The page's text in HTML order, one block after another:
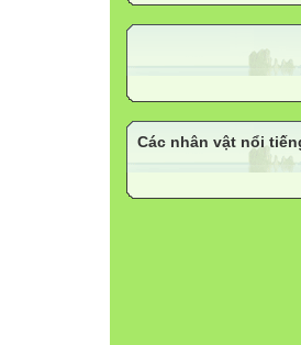
Các nhân vật nổi